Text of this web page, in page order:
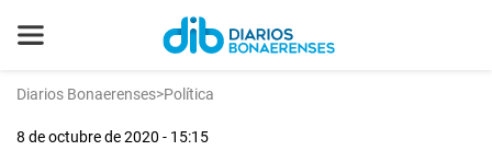
Diarios Bonaerenses>Política
8 de octubre de 2020 - 15:15